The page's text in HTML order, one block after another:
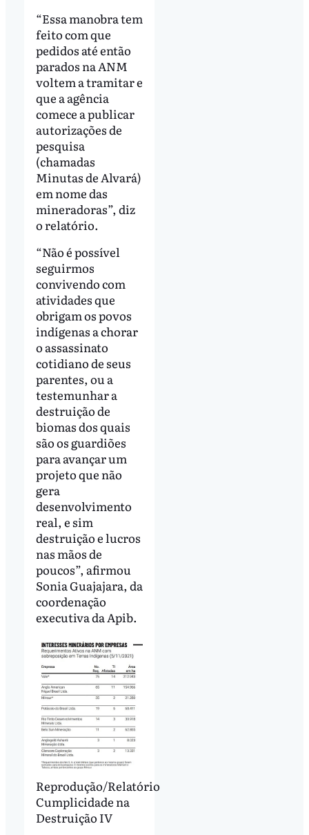
“Essa manobra tem
feito com que
pedidos até então
parados na ANM
voltem a tramitar e
que a agência
comece a publicar
autorizações de
pesquisa
(chamadas
Minutas de Alvará)
em nome das
mineradoras”, diz
o relatório.
“Não é possível
seguirmos
convivendo com
atividades que
obrigam os povos
indígenas a chorar
o assassinato
cotidiano de seus
parentes, ou a
testemunhar a
destruição de
biomas dos quais
são os guardiões
para avançar um
projeto que não
gera
desenvolvimento
real, e sim
destruição e lucros
nas mãos de
poucos”, afirmou
Sonia Guajajara, da
coordenação
executiva da Apib.
Reprodução/Relatório
Cumplicidade na
Destruição IV